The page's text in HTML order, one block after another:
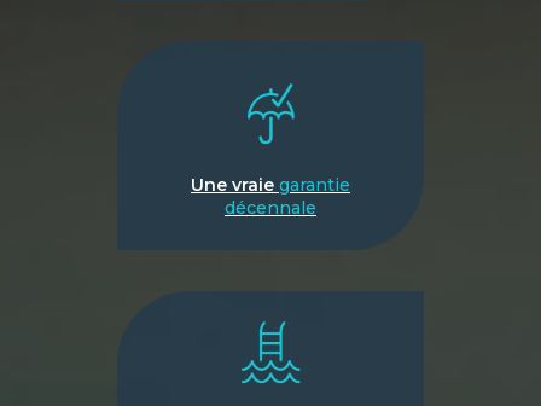
Une vraie garantie
décennale